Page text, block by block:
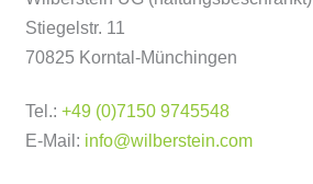
Stiegelstr. 11
70825 Korntal-Münchingen
Tel.:+49 (0)7150 9745548
E-Mail: info@wilberstein.com